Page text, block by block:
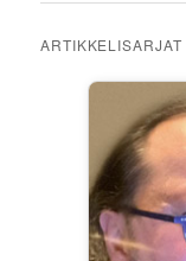
ARTIKKELISARJAT